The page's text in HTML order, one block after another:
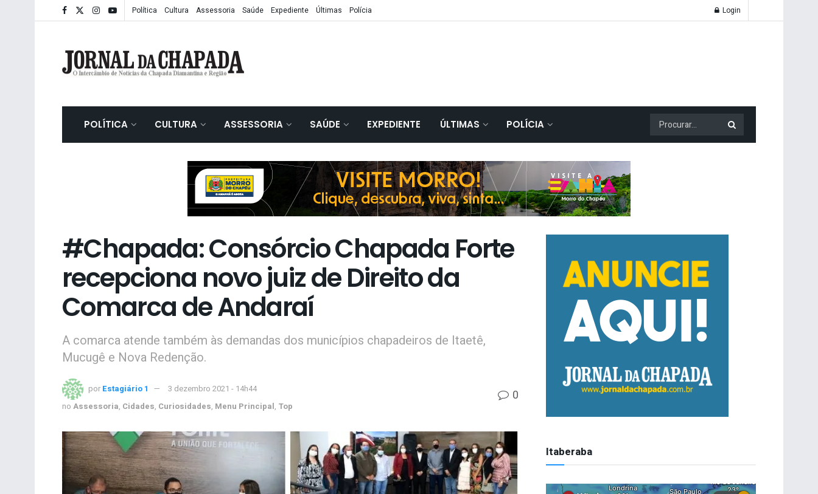
Política Cultura Assessoria Saúde Expediente Últimas Polícia Login
POLÍTICA CULTURA ASSESSORIA SAÚDE EXPEDIENTE ÚLTIMAS POLÍCIA
#Chapada: Consórcio Chapada Forte
recepciona novo juiz de Direito da
Comarca de Andaraí
A comarca atende também às demandas dos municípios chapadeiros de Itaetê,
Mucugê e Nova Redenção.
por Estagiário 1
3 dezembro 2021 - 14h44
no Assessoria, Cidades, Curiosidades, Menu Principal, Top
0
Itaberaba